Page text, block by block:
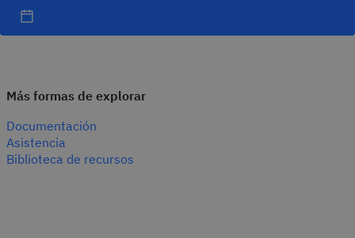
Más formas de explorar
Documentación
Asistencia
Biblioteca de recursos